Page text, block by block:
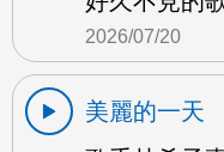
2026/07/20
美麗的一天